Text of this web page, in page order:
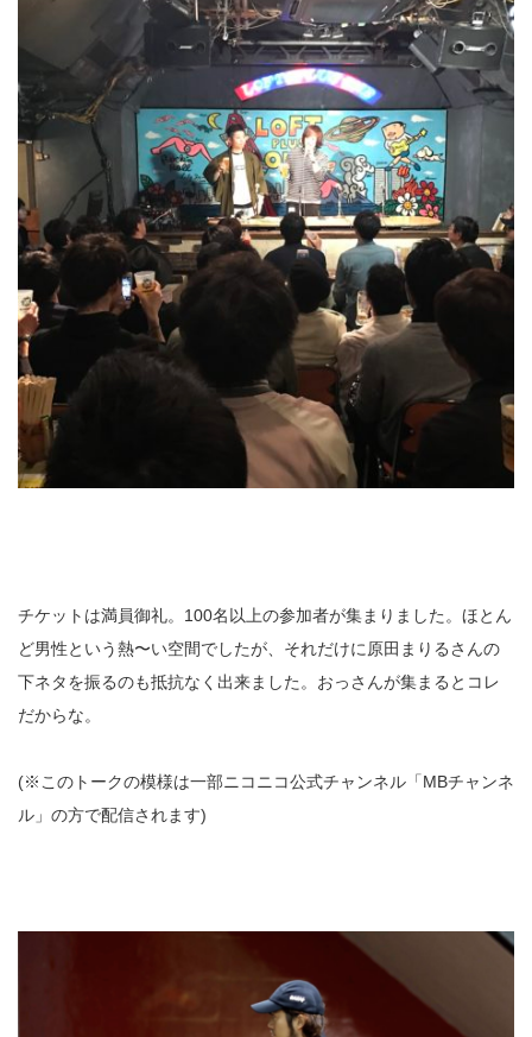
チケットは満員御礼。100名以上の参加者が集まりました。ほとん
ど男性という熱〜い空間でしたが、それだけに原田まりるさんの
下ネタを振るのも抵抗なく出来ました。おっさんが集まるとコレ
だからな。
(※このトークの模様は一部ニコニコ公式チャンネル「MBチャンネ
ル」の方で配信されます)